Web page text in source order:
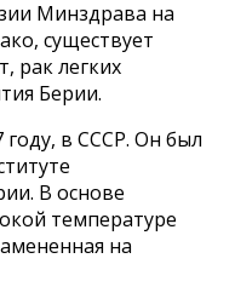
Минздрава на
существует
рак легких
Берии.
в СССР. Он был
В основе
температуре
на